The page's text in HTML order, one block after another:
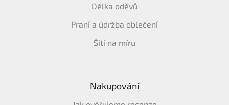
Délka oděvů
Praní a údržba oblečení
Šití na míru
Nakupování